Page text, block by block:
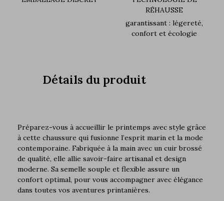
RÉHAUSSE
garantissant : légereté,
confort et écologie
Détails du produit
Préparez-vous à accueillir le printemps avec style grâce
à cette chaussure qui fusionne l’esprit marin et la mode
contemporaine. Fabriquée à la main avec un cuir brossé
de qualité, elle allie savoir-faire artisanal et design
moderne. Sa semelle souple et flexible assure un
confort optimal, pour vous accompagner avec élégance
dans toutes vos aventures printanières.